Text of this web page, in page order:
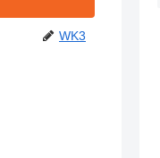
WK3